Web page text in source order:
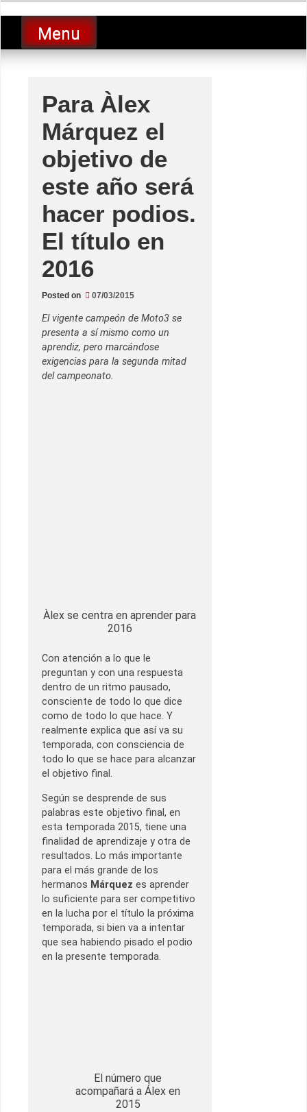
to
contentLucio Lopez GP
luciolopezgp
Menu
Para Àlex
Márquez el
objetivo de
este año será
hacer podios.
El título en
2016
Posted on 07/03/2015
El vigente campeón de Moto3 se
presenta a sí mismo como un
aprendiz, pero marcándose
exigencias para la segunda mitad
del campeonato.
Àlex se centra en aprender para
2016
Con atención a lo que le
preguntan y con una respuesta
dentro de un ritmo pausado,
consciente de todo lo que dice
como de todo lo que hace. Y
realmente explica que así va su
temporada, con consciencia de
todo lo que se hace para alcanzar
el objetivo final.
Según se desprende de sus
palabras este objetivo final, en
esta temporada 2015, tiene una
finalidad de aprendizaje y otra de
resultados. Lo más importante
para el más grande de los
hermanos Márquez es aprender
lo suficiente para ser competitivo
en la lucha por el título la próxima
temporada, si bien va a intentar
que sea habiendo pisado el podio
en la presente temporada.
El número que
acompañará a Álex en
2015